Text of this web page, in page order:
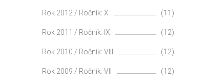
Rok 2012 / Ročník: X (11)
Rok 2011 / Ročník: IX (12)
Rok 2010 / Ročník: VIII (12)
Rok 2009 / Ročník: VII (12)